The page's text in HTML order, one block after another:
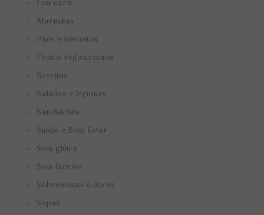
Low carb
Marmitas
Pães e biscoitos
Pratos vegetarianos
Receitas
Saladas e legumes
Sanduíches
Saúde e Bem Estar
Sem glúten
Sem lactose
Sobremesas e doces
Sopas